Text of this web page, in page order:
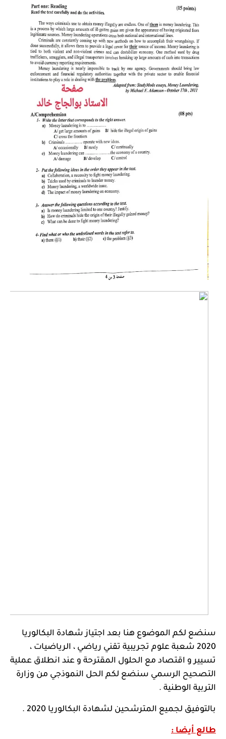
سنضع لكم الموضوع هنا بعد اجتياز شهادة البكالوريا
2020 شعبة علوم تجريبية
تقني رياضي ، الرياضيات ،
تسيير و اقتصاد مع الحلول المقترحة و عند انطلاق عملية
التصحيح الرسمي سنضع لكم الحل النموذجي من وزارة
التربية الوطنية .
بالتوفيق لجميع المترشحين لشهادة البكالوريا 2020 .
طالع أيضا :